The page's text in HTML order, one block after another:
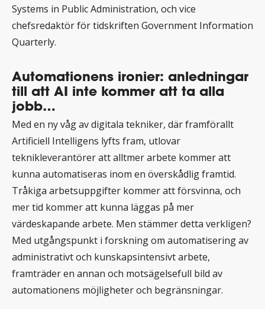
Systems in Public Administration, och vice
chefsredaktör för tidskriften Government Information
Quarterly.
Automationens ironier: anledningar
till att AI inte kommer att ta alla
jobb…
Med en ny våg av digitala tekniker, där framförallt
Artificiell Intelligens lyfts fram, utlovar
teknikleverantörer att alltmer arbete kommer att
kunna automatiseras inom en överskådlig framtid.
Tråkiga arbetsuppgifter kommer att försvinna, och
mer tid kommer att kunna läggas på mer
värdeskapande arbete. Men stämmer detta verkligen?
Med utgångspunkt i forskning om automatisering av
administrativt och kunskapsintensivt arbete,
framträder en annan och motsägelsefull bild av
automationens möjligheter och begränsningar.